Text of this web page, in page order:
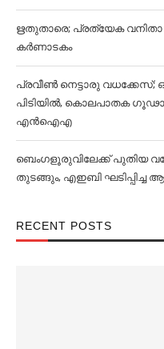
ഋതുതാരെ; പ്രത്യേക
കര്‍ണാടകം
പ്രവീൺ നെട്ടാരു വധക്കേസ്;
പിടിയിൽ, കൊലപാതക
എൻഐഎ
ബെംഗളൂരുവിലേക്ക് പുതിയ
തുടങ്ങും, എഇബി ഘടിപ്പിച്ച
RECENT POSTS